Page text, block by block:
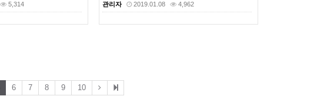
5,314 관리자 2019.01.08 4,962
6 7 8 9 10